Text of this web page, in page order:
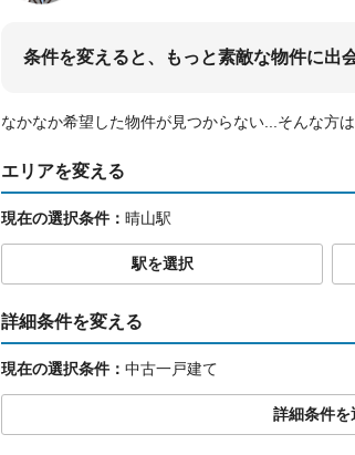
条件を変えると、もっと素敵な物件に出
なかなか希望した物件が見つからない...そんな方
エリアを変える
現在の選択条件： 晴山駅
駅を選択
詳細条件を変える
現在の選択条件： 中古一戸建て
詳細条件を